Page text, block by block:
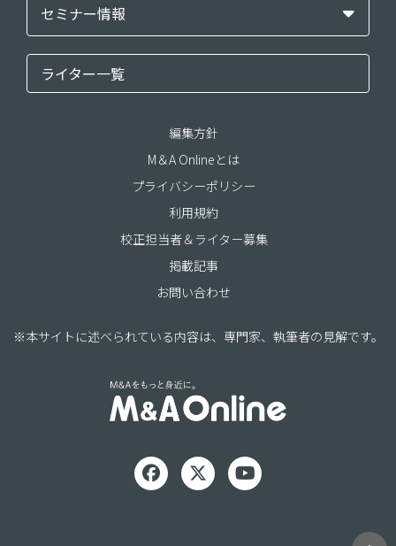
セミナー情報
ライター一覧
編集方針
M＆A Onlineとは
プライバシーポリシー
利用規約
校正担当者＆ライター募集
掲載記事
お問い合わせ
※本サイトに述べられている内容は、専門家、執筆者の見解です。